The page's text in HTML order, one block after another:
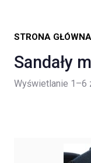
STRONA GŁÓWNA
Sandały
Wyświetlanie 1–6